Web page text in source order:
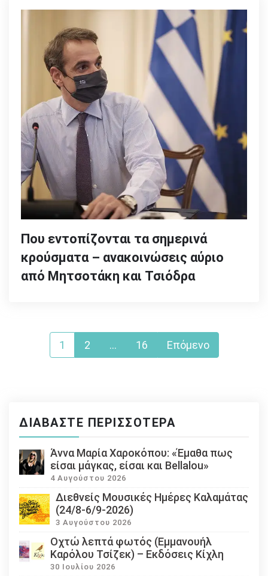
Που εντοπίζονται τα σημερινά
κρούσματα – ανακοινώσεις αύριο
από Μητσοτάκη και Τσιόδρα
Σελιδοποίηση
άρθρων
1 2 … 16 Επόμενο
ΔΙΑΒΆΣΤΕ ΠΕΡΙΣΣΌΤΕΡΑ
Άννα Μαρία Χαροκόπου: «Έμαθα πως
είσαι μάγκας, είσαι και Bellalou»
4 Αυγούστου 2026
Διεθνείς Μουσικές Ημέρες Καλαμάτας
(24/8-6/9-2026)
3 Αυγούστου 2026
Οχτώ λεπτά φωτός (Εμμανουήλ
Καρόλου Τσίζεκ) – Εκδόσεις Κίχλη
30 Ιουλίου 2026